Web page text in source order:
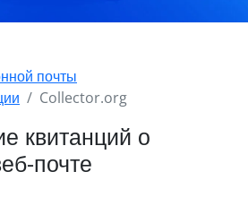
почты
Collector.org
квитанций о
почте